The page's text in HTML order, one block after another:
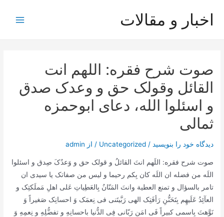
اخبار و مقالات
صوت شرح فقره: اللهم انت
القائل وقولک حق و وعدک صدق
و اسئلوا الله، دعای ابوحمزه
ثمالی
دیدگاه‌ خود را بنویسید /
Uncategorized / از admin
صوت شرح فقره: اللَهم انتَ القائلُ و قولک حق و وَعدُکَ صِدق و اسئلوا
اللَه من فضله ان اللَه کان بِکم رحیما و لیس من صفاتک یا سیدی ان
تامر بالسؤال و تمنع العطیة وانتَ المَنّانُ بِالعَطِیاتِ عَلى اهلِ مَملَکتِک و
العآئِدُ عَلَیهِم بِتَحَنُّنِ رَأفَتِک الهى رَبَّیتَنى فى نِعمَک وَ احسانِک صَغیراً وَ
نَوَّهتَ بِاسمى کبیراً فَى امَن رَبّانى فِى الدُّنیا باحسانِهِ و تفضُّلِهِ و نِعمِهِ وَ